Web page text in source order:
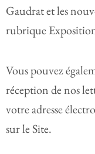
Gaudrat et les
rubrique
Vous pouvez
réception de nos
votre adresse
sur le Site.